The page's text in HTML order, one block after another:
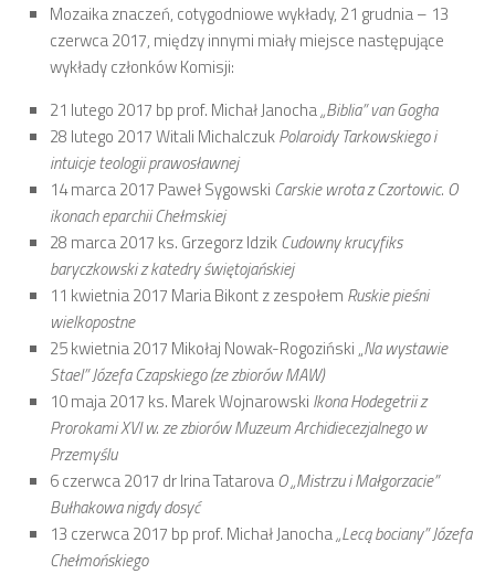
Mozaika znaczeń, cotygodniowe wykłady, 21 grudnia – 13
czerwca 2017, między innymi miały miejsce następujące
wykłady członków Komisji:
21 lutego 2017 bp prof. Michał Janocha„Biblia” van Gogha
28 lutego 2017 Witali MichalczukPolaroidy Tarkowskiego i
intuicje teologii prawosławnej
14 marca 2017 Paweł Sygowski Carskie wrota z Czortowic. O
ikonach eparchii Chełmskiej
28 marca 2017 ks. Grzegorz IdzikCudowny krucyfiks
baryczkowski z katedry świętojańskiej
11 kwietnia 2017 Maria Bikont z zespołem Ruskie pieśni
wielkopostne
25 kwietnia 2017 Mikołaj Nowak-Rogoziński „Na wystawie
Stael” Józefa Czapskiego (ze zbiorów MAW)
10 maja 2017 ks. Marek Wojnarowski Ikona Hodegetrii z
Prorokami XVI w. ze zbiorów Muzeum Archidiecezjalnego w
Przemyślu
6 czerwca 2017 dr Irina TatarovaO „Mistrzu i Małgorzacie”
Bułhakowa nigdy dosyć
13 czerwca 2017 bp prof. Michał Janocha„Lecą bociany” Józefa
Chełmońskiego